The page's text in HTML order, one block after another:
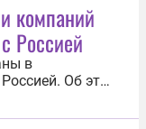
плюшевого...
компаний
Россией
в
Об это
«Нам